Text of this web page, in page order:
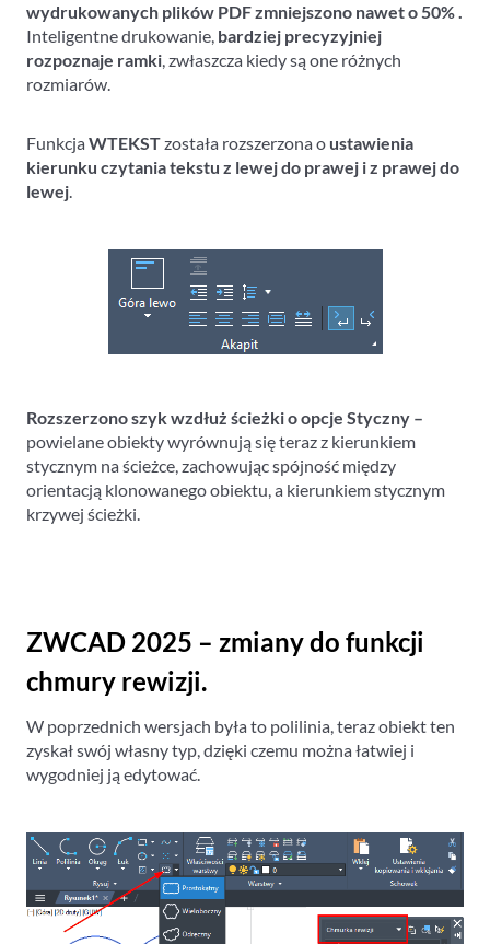
wydrukowanych plików PDF zmniejszono nawet o 50% .
Inteligentne drukowanie, bardziej precyzyjniej
rozpoznaje ramki, zwłaszcza kiedy są one różnych
rozmiarów.
FunkcjaWTEKSTzostała rozszerzona o ustawienia
kierunku czytania tekstu z lewej do prawej i z prawej do
lewej.
Rozszerzono szyk wzdłuż ścieżki o opcje Styczny –
powielane obiekty wyrównują się teraz z kierunkiem
stycznym na ścieżce, zachowując spójność między
orientacją klonowanego obiektu, a kierunkiem stycznym
krzywej ścieżki.
ZWCAD 2025 – zmiany do funkcji
chmury rewizji.
W poprzednich wersjach była to polilinia, teraz obiekt ten
zyskał swój własny typ, dzięki czemu można łatwiej i
wygodniej ją edytować.